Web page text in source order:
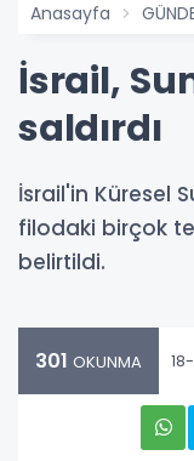
Anasayfa
İsrail,
saldırdı
İsrail'in Küresel
filodaki birçok
belirtildi.
301 OKUNMA